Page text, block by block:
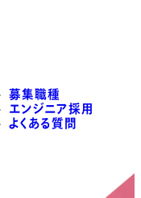
募集職種
エンジニア採用
よくある質問